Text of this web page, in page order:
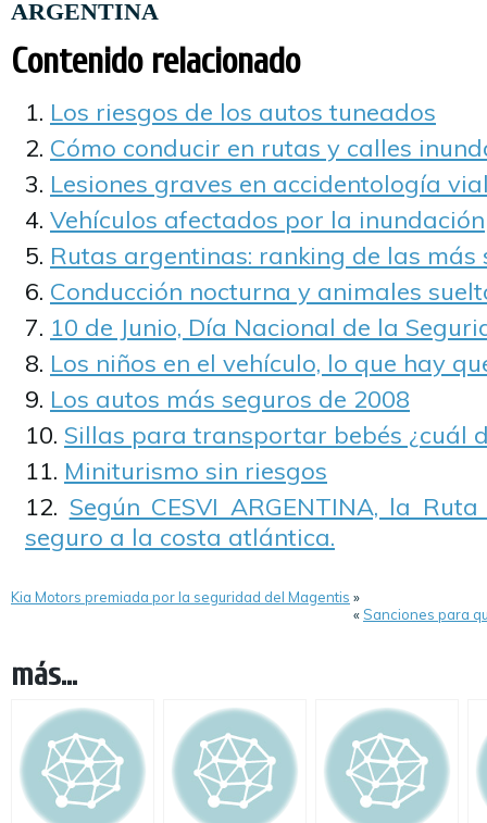
ARGENTINA
Contenido relacionado
Los riesgos de los autos tuneados
Cómo conducir en rutas y calles
Lesiones graves en accidentología
Vehículos afectados por la inundación
Rutas argentinas: ranking de las más
Conducción nocturna y animales
10 de Junio, Día Nacional de la
Los niños en el vehículo, lo que hay
Los autos más seguros de 2008
Sillas para transportar bebés ¿cuál
Miniturismo sin riesgos
Según CESVI ARGENTINA, la
seguro a la costa atlántica.
Kia Motors premiada por la seguridad del Magentis »
«Sanciones para
más...